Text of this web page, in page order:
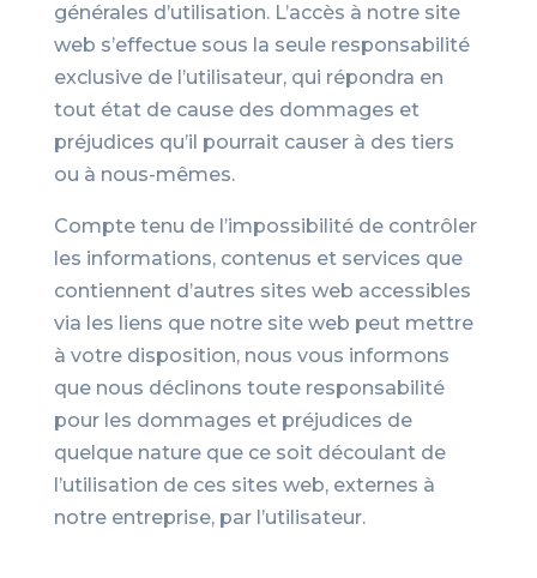
générales d’utilisation. L’accès à notre site
web s’effectue sous la seule responsabilité
exclusive de l’utilisateur, qui répondra en
tout état de cause des dommages et
préjudices qu’il pourrait causer à des tiers
ou à nous-mêmes.
Compte tenu de l’impossibilité de contrôler
les informations, contenus et services que
contiennent d’autres sites web accessibles
via les liens que notre site web peut mettre
à votre disposition, nous vous informons
que nous déclinons toute responsabilité
pour les dommages et préjudices de
quelque nature que ce soit découlant de
l’utilisation de ces sites web, externes à
notre entreprise, par l’utilisateur.